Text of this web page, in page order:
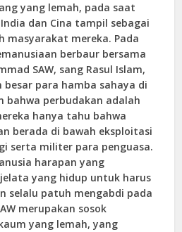
yang lemah, pada saat
dan Cina tampil sebagai
masyarakat mereka. Pada
berbaur bersama
SAW, sang Rasul Islam,
para hamba sahaya di
bahwa perbudakan adalah
hanya tahu bahwa
berada di bawah eksploitasi
serta militer para penguasa.
harapan yang
yang hidup untuk harus
selalu patuh mengabdi pada
merupakan sosok
yang lemah, yang